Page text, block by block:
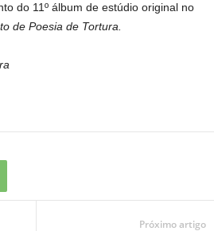
do 11º álbum de estúdio original no
de Poesia de Tortura.
Próximo artigo